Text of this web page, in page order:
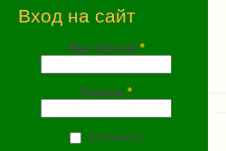
Вход на сайт
Имя (почта) *
Пароль *
Запомнить